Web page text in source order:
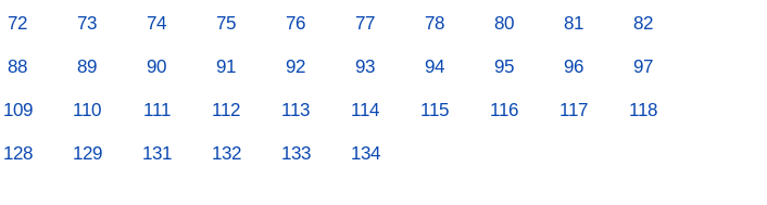
72 73 74 75 76 77 78 80 81 82
88 89 90 91 92 93 94 95 96 97
109 110 111 112 113 114 115 116 117 118
128 129 131 132 133 134